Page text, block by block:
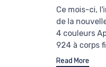
Ce mois-ci,
de la
4 couleurs
924 à corps
Read More